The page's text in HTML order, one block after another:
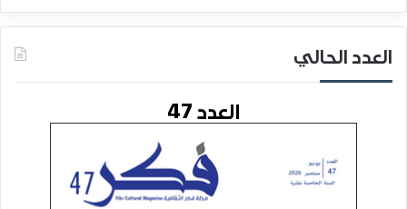
العدد الحالي
العدد 47